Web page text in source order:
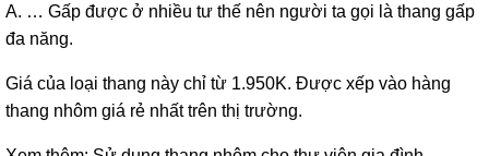
A. … Gấp được ở nhiều tư thế nên người ta gọi là thang gấp
đa năng.
Giá của loại thang này chỉ từ 1.950K. Được xếp vào hàng
thang nhôm giá rẻ nhất trên thị trường.